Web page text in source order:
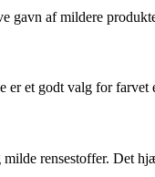
gavn af mildere
et godt valg for farvet
rensestoffer. Det